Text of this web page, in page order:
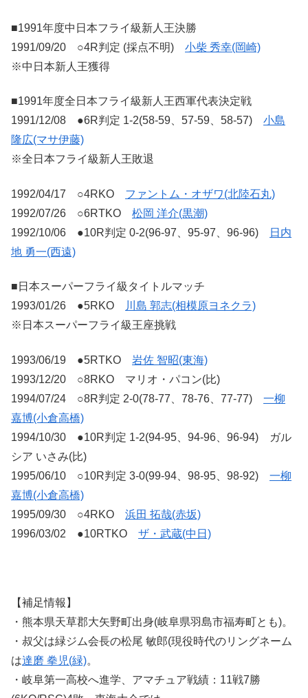
■1991年度中日本フライ級新人王決勝
1991/09/20 ○4R判定 (採点不明) 小柴 秀幸(岡崎)
※中日本新人王獲得
■1991年度全日本フライ級新人王西軍代表決定戦
1991/12/08 ●6R判定 1-2(58-59、57-59、58-57) 小島
隆広(マサ伊藤)
※全日本フライ級新人王敗退
1992/04/17 ○4RKO ファントム・オザワ(北陸石丸)
1992/07/26 ○6RTKO 松岡 洋介(黒潮)
1992/10/06 ●10R判定 0-2(96-97、95-97、96-96)
日内
地 勇一(西遠)
■日本スーパーフライ級タイトルマッチ
1993/01/26 ●5RKO
川島 郭志(相模原ヨネクラ)
※日本スーパーフライ級王座挑戦
1993/06/19 ●5RTKO 岩佐 智昭(東海)
1993/12/20 ○8RKO マリオ・パコン(比)
1994/07/24 ○8R判定 2-0(78-77、78-76、77-77) 一柳
嘉博(小倉高橋)
1994/10/30 ●10R判定 1-2(94-95、94-96、96-94) ガル
シア いさみ(比)
1995/06/10 ○10R判定 3-0(99-94、98-95、98-92) 一柳
嘉博(小倉高橋)
1995/09/30 ○4RKO 浜田 拓哉(赤坂)
1996/03/02 ●10RTKO ザ・武蔵(中日)
【補足情報】
・熊本県天草郡大矢野町出身(岐阜県羽島市福寿町とも)。
・叔父は緑ジム会長の松尾 敏郎(現役時代のリングネーム
は達磨 拳児(緑)。
・岐阜第一高校へ進学、アマチュア戦績：11戦7勝